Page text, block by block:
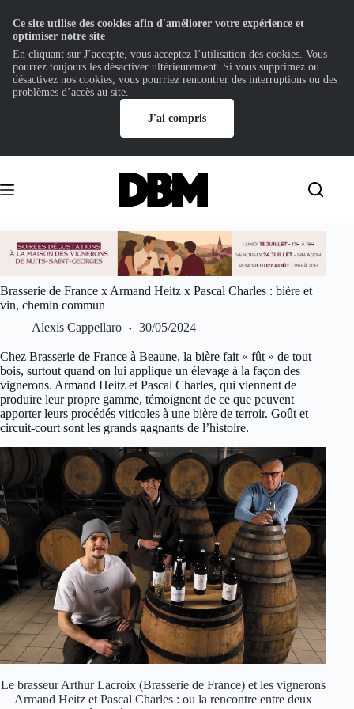
contenu
Brasserie de France x Armand Heitz x Pascal Charles : bière et
vin, chemin commun
Alexis Cappellaro
30/05/2024
Chez Brasserie de France à Beaune, la bière fait « fût » de tout
bois, surtout quand on lui applique un élevage à la façon des
vignerons. Armand Heitz et Pascal Charles, qui viennent de
produire leur propre gamme, témoignent de ce que peuvent
apporter leurs procédés viticoles à une bière de terroir. Goût et
circuit-court sont les grands gagnants de l’histoire.
Le brasseur Arthur Lacroix (Brasserie de France) et les vignerons
Armand Heitz et Pascal Charles : ou la rencontre entre deux
Ce site utilise des cookies afin d'améliorer votre expérience et
optimiser notre site
En cliquant sur J’accepte, vous acceptez l’utilisation des cookies. Vous
pourrez toujours les désactiver ultérieurement. Si vous supprimez ou
désactivez nos cookies, vous pourriez rencontrer des interruptions ou des
problèmes d’accès au site.
J'ai compris